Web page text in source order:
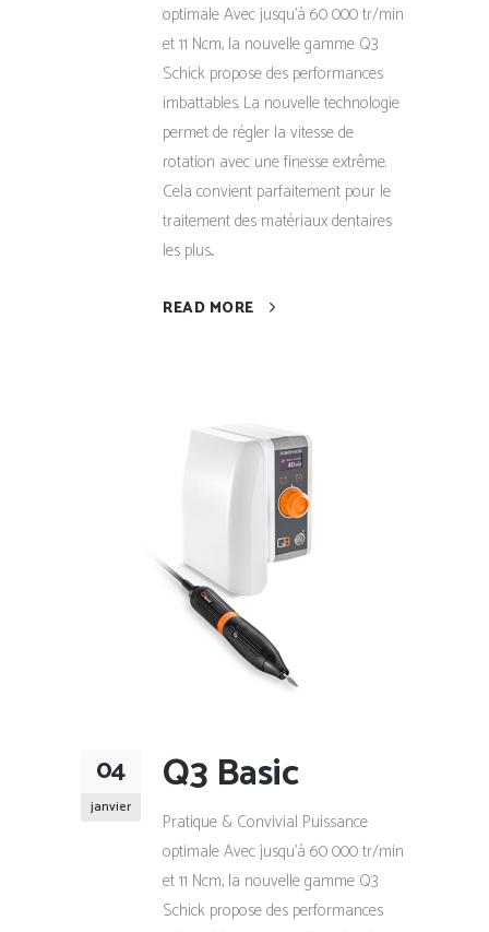
optimale Avec jusqu'à 60 000 tr/min
et 11 Ncm, la nouvelle gamme Q3
Schick propose des performances
imbattables. La nouvelle technologie
permet de régler la vitesse de
rotation avec une finesse extrême.
Cela convient parfaitement pour le
traitement des matériaux dentaires
les plus...
READ MORE
04
janvier
Q3 Basic
Pratique & Convivial Puissance
optimale Avec jusqu'à 60 000 tr/min
et 11 Ncm, la nouvelle gamme Q3
Schick propose des performances